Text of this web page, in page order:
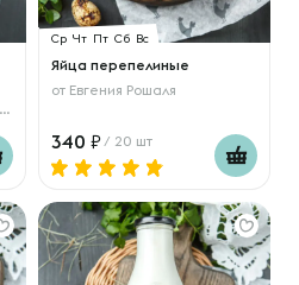
Ср Чт Пт Сб Вс
Яйца перепелиные
от Евгения Рошаля
340 / 20 шт